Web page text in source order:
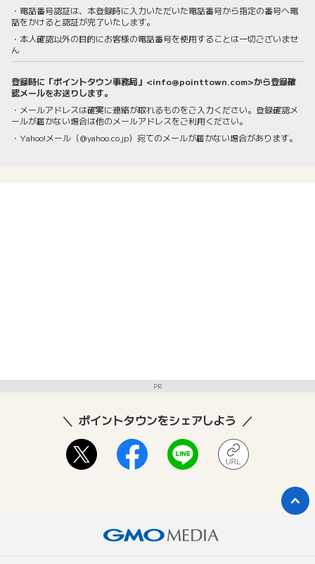
・電話番号認証は、本登録時に入力いただいた電話番号から指定の番号へ電
話をかけると認証が完了いたします。
・本人確認以外の目的にお客様の電話番号を使用することは一切ございませ
ん
登録時に「ポイントタウン事務局」<info@pointtown.com>から登録確
認メールをお送りします。
・メールアドレスは確実に連絡が取れるものをご入力ください。登録確認メ
ールが届かない場合は他のメールアドレスをご利用ください。
・Yahoo!メール（@yahoo.co.jp）宛てのメールが届かない場合があります。
PR
ポイントタウンをシェアしよう